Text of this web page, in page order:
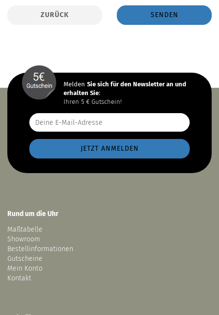
ZURÜCK SENDEN
Melden Sie sich für den Newsletter an und
erhalten Sie:
Ihren 5 € Gutschein!
Rund um die Uhr
Maßtabelle
Showroom
Bestellinformationen
Gutscheine
Mein Konto
Kontakt